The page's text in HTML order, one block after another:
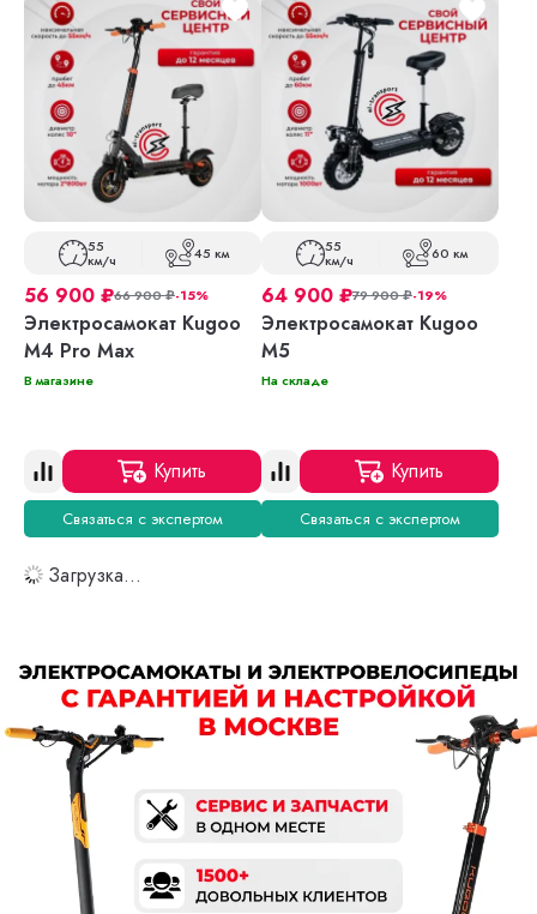
55
км/ч 45 км
56 900 ₽66 900₽-15%
Электросамокат Kugoo
M4 Pro Max
В магазине
Купить
Связаться с экспертом
55
км/ч 60 км
64 900 ₽79 900₽-19%
Электросамокат Kugoo
M5
На складе
Купить
Связаться с экспертом
Загрузка...